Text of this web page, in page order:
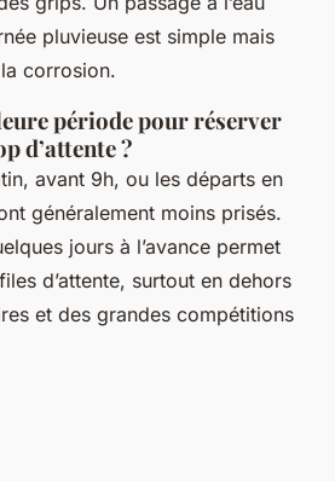
pluvieuse est simple mais
corrosion.
période pour réserver
d’attente ?
avant 9h, ou les départs en
généralement moins prisés.
jours à l’avance permet
d’attente, surtout en dehors
et des grandes compétitions